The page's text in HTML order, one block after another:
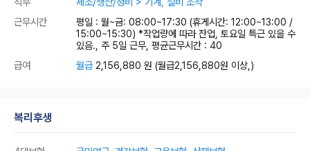
근무시간
평일 : 월~금: 08:00~17:30 (휴게시간: 12:00~13:00 /
15:00~15:30) *작업량에 따라 잔업, 토요일 특근 있을 수
있음., 주 5일 근무, 평균근무시간 : 40
급여
월급 2,156,880 원 (월급2,156,880원 이상,)
복리후생